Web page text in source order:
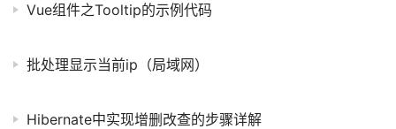
Vue组件之Tooltip的示例代码
批处理显示当前ip（局域网）
Hibernate中实现增删改查的步骤详解